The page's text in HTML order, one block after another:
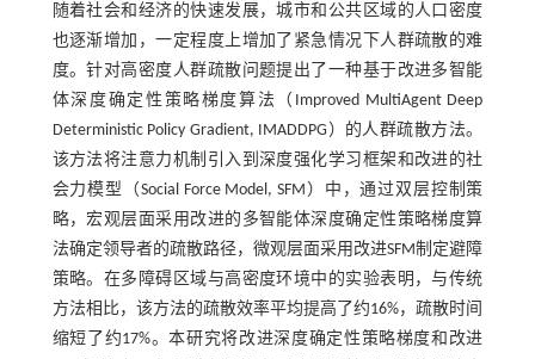
随着社会和经济的快速发展，城市和公共区域的人口密度
也逐渐增加，一定程度上增加了紧急情况下人群疏散的难
度。针对高密度人群疏散问题提出了一种基于改进多智能
体深度确定性策略梯度算法（Improved MultiAgent Deep
Deterministic Policy Gradient, IMADDPG）的人群疏散方法。
该方法将注意力机制引入到深度强化学习框架和改进的社
会力模型（Social Force Model, SFM）中，通过双层控制策
略，宏观层面采用改进的多智能体深度确定性策略梯度算
法确定领导者的疏散路径，微观层面采用改进SFM制定避障
策略。在多障碍区域与高密度环境中的实验表明，与传统
方法相比，该方法的疏散效率平均提高了约16%，疏散时间
缩短了约17%。本研究将改进深度确定性策略梯度和改进